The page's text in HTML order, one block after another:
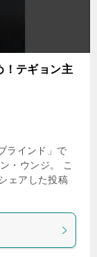
！テギョン主
ラインド」で
・ウンジ。 こ
ェアした投稿